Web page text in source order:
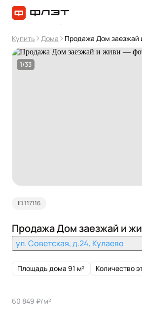
Купить Дома Продажа Дом заезжай
1/33
ID 117116
Продажа Дом заезжай и
ул. Советская, д.24, Кулаево
Площадь дома 91 м² Количество
60 849 ₽/м²